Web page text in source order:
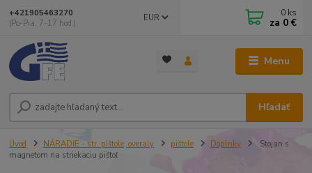
Menu
EUR
Hľadať
+421905463270
(Po-Pia, 7-17 hod.)
0 ks
za 0 €
Úvod NÁRADIE - str. pištole, overaly pištole Doplnky
Stojan s
magnetom na striekaciu pištoľ